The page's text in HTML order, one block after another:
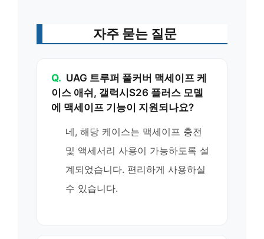
자주 묻는 질문
Q. UAG 트루퍼 풀커버 맥세이프 케
이스 애쉬, 갤럭시S26 플러스 모델
에 맥세이프 기능이 지원되나요?
네, 해당 케이스는 맥세이프 충전
및 액세서리 사용이 가능하도록 설
계되었습니다. 편리하게 사용하실
수 있습니다.